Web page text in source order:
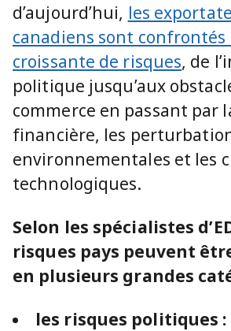
d’aujourd’hui, les
canadiens sont
croissante de risques, de
politique jusqu’aux
commerce en passant par
financière, les
environnementales et les
technologiques.
Selon les spécialistes
risques pays peuvent
en plusieurs grandes
les risques politiques :